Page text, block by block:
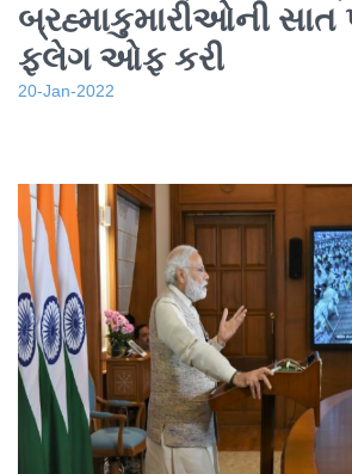
બ્રહ્માકુમારીઓની
ફ્લેગ ઓફ કરી
20-Jan-2022